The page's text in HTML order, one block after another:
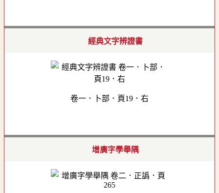
經典文字辨證書
卷一．卜部．頁19．右
增廣字學舉隅